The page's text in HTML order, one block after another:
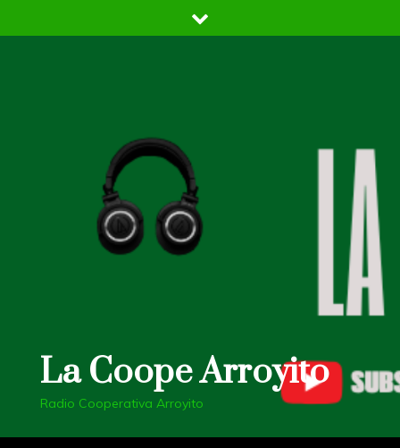
to
La Coope Arroyito
Radio Cooperativa Arroyito